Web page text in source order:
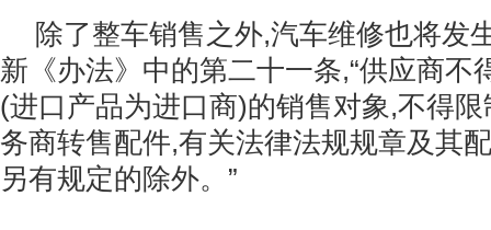
除了整车销售之外,汽车维修也将发
新《办法》中的第二十一条,“供应商不
(进口产品为进口商)的销售对象,不得
务商转售配件,有关法律法规规章及其
另有规定的除外。”